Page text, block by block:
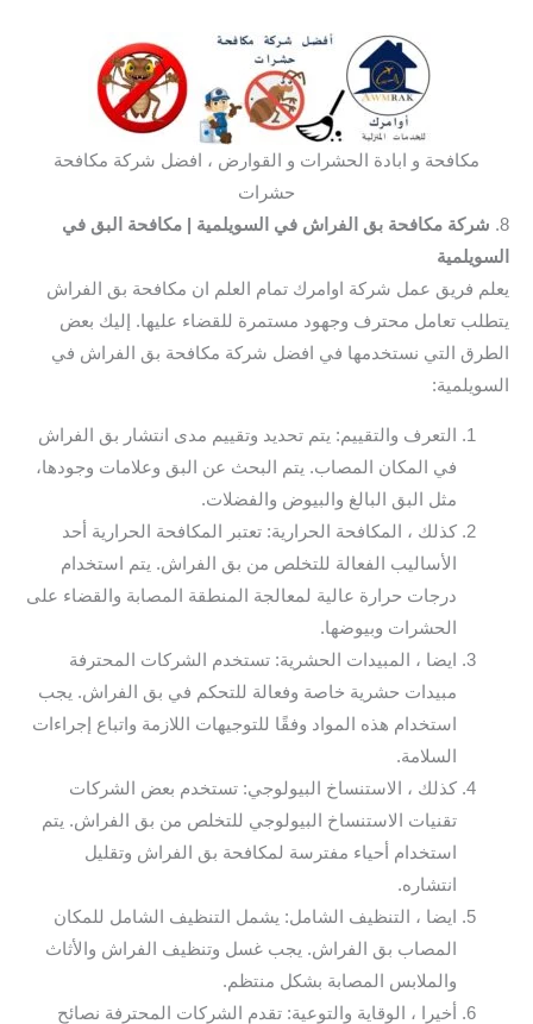
مكافحة و ابادة الحشرات و القوارض ، افضل شركة مكافحة
حشرات
8. شركة مكافحة بق الفراش في السويلمية
| مكافحة البق في
السويلمية
يعلم فريق عمل شركة اوامرك تمام العلم ان مكافحة بق الفراش
يتطلب تعامل محترف وجهود مستمرة للقضاء عليها. إليك بعض
الطرق التي نستخدمها في افضل شركة مكافحة بق الفراش في
السويلمية:
التعرف والتقييم: يتم تحديد وتقييم مدى انتشار بق الفراش
في المكان المصاب. يتم البحث عن البق وعلامات وجودها،
مثل البق البالغ والبيوض والفضلات.
كذلك ، المكافحة الحرارية: تعتبر المكافحة الحرارية أحد
الأساليب الفعالة للتخلص من بق الفراش. يتم استخدام
درجات حرارة عالية لمعالجة المنطقة المصابة والقضاء على
الحشرات وبيوضها.
ايضا ، المبيدات الحشرية: تستخدم الشركات المحترفة
مبيدات حشرية خاصة وفعالة للتحكم في بق الفراش. يجب
استخدام هذه المواد وفقًا للتوجيهات اللازمة واتباع إجراءات
السلامة.
كذلك ، الاستنساخ البيولوجي: تستخدم بعض الشركات
تقنيات الاستنساخ البيولوجي للتخلص من بق الفراش. يتم
استخدام أحياء مفترسة لمكافحة بق الفراش وتقليل
انتشاره.
ايضا ، التنظيف الشامل: يشمل التنظيف الشامل للمكان
المصاب بق الفراش. يجب غسل وتنظيف الفراش والأثاث
والملابس المصابة بشكل منتظم.
أخيرا ، الوقاية والتوعية: تقدم الشركات المحترفة نصائح